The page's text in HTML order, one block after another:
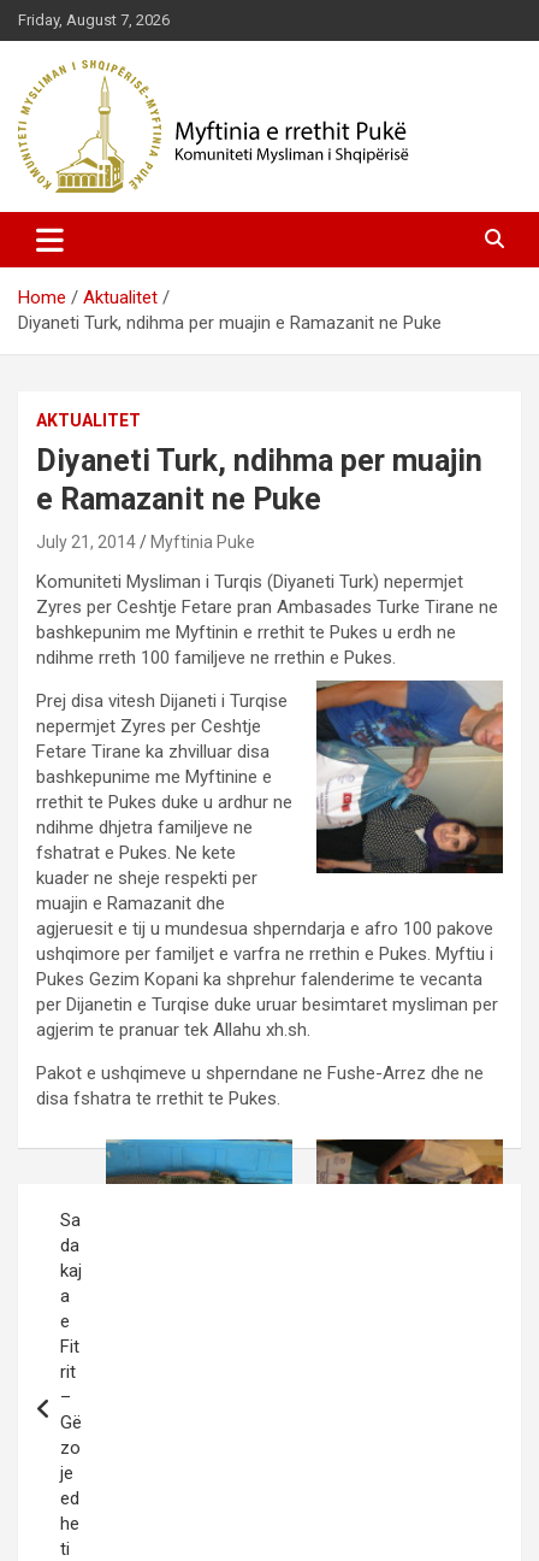
Skip
to
content
Friday, August 7, 2026
Myftinia Pukë | Faqja Zyrtare
Home
Aktualitet
Diyaneti Turk, ndihma per muajin e Ramazanit ne Puke
AKTUALITET
Diyaneti Turk, ndihma per muajin
e Ramazanit ne Puke
July 21, 2014 Myftinia Puke
Komuniteti Mysliman i Turqis (Diyaneti Turk) nepermjet
Zyres per Ceshtje Fetare pran Ambasades Turke Tirane ne
bashkepunim me Myftinin e rrethit te Pukes u erdh ne
ndihme rreth 100 familjeve ne rrethin e Pukes.
Prej disa vitesh Dijaneti i Turqise
nepermjet Zyres per Ceshtje
Fetare Tirane ka zhvilluar disa
bashkepunime me Myftinine e
rrethit te Pukes duke u ardhur ne
ndihme dhjetra familjeve ne
fshatrat e Pukes. Ne kete
kuader ne sheje respekti per
muajin e Ramazanit dhe
agjeruesit e tij u mundesua shperndarja e afro 100 pakove
ushqimore per familjet e varfra ne rrethin e Pukes. Myftiu i
Pukes Gezim Kopani ka shprehur falenderime te vecanta
per Dijanetin e Turqise duke uruar besimtaret mysliman per
agjerim te pranuar tek Allahu xh.sh.
Pakot e ushqimeve u shperndane ne Fushe-Arrez dhe ne
disa fshatra te rrethit te Pukes.
navigation
Sa
da
kaj
a
e
Fit
rit
–
Gë
zo
je
ed
he
ti